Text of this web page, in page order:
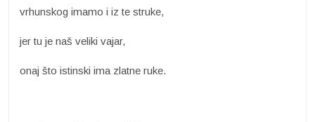
vrhunskog imamo i iz te struke,
jer tu je naš veliki vajar,
onaj što istinski ima zlatne ruke.